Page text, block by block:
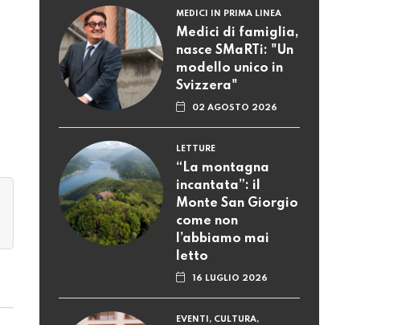
MEDICI IN PRIMA LINEA
Medici di famiglia,
nasce SMaRTi: "Un
modello unico in
Svizzera"
02 AGOSTO 2026
LETTURE
“La montagna
incantata”: il
Monte San Giorgio
come non
l’abbiamo mai
letto
16 LUGLIO 2026
EVENTI, CULTURA,